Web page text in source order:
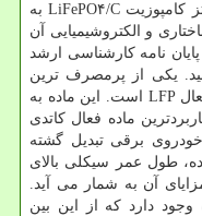
ایران با دانشگاه شیراز که با عنوان «سنتز کامپوزیت LiFePO۴/C به
و الکتروشیمیایی آن
نامه کارشناسی ارشد
یکی از پرمصرف ترین
مواد فعال کاتدی باتری لیتیوم یون ماده فعال LFP است. این ماده به
ماده فعال کاتدی
برقی تبدیل گشته
طول عمر سیکلی بالای
آن به شمار می آید.
دارد که از این بین